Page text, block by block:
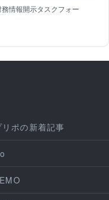
情報開示タスクフォー
リポの新着記事